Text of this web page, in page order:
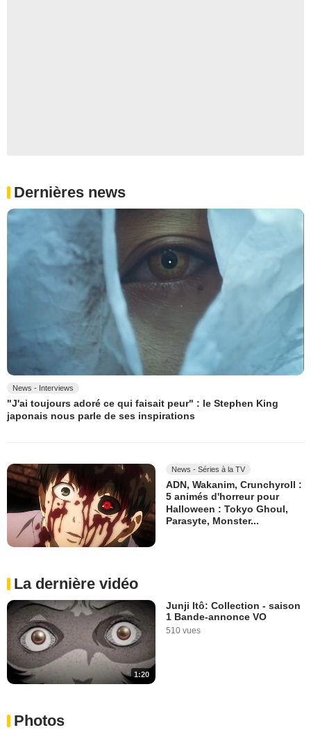
Dernières news
News - Interviews
"J'ai toujours adoré ce qui faisait peur" : le Stephen King
japonais nous parle de ses inspirations
News - Séries à la TV
ADN, Wakanim, Crunchyroll :
5 animés d'horreur pour
Halloween : Tokyo Ghoul,
Parasyte, Monster...
La dernière vidéo
1:20
Junji Itô: Collection - saison
1 Bande-annonce VO
510 vues
Photos